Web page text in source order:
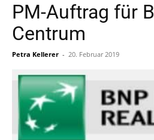
PM-Auftrag für
Centrum
Petra Kellerer - 20. Februar 2019